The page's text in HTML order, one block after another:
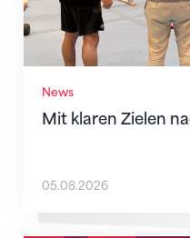
News
Mit klaren Zielen
05.08.2026